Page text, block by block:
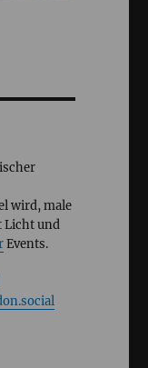
wird, male
und
Events.